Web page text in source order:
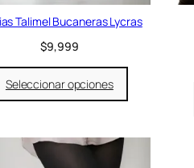
Talimel Bucaneras Lycras
$9,999
Seleccionar opciones